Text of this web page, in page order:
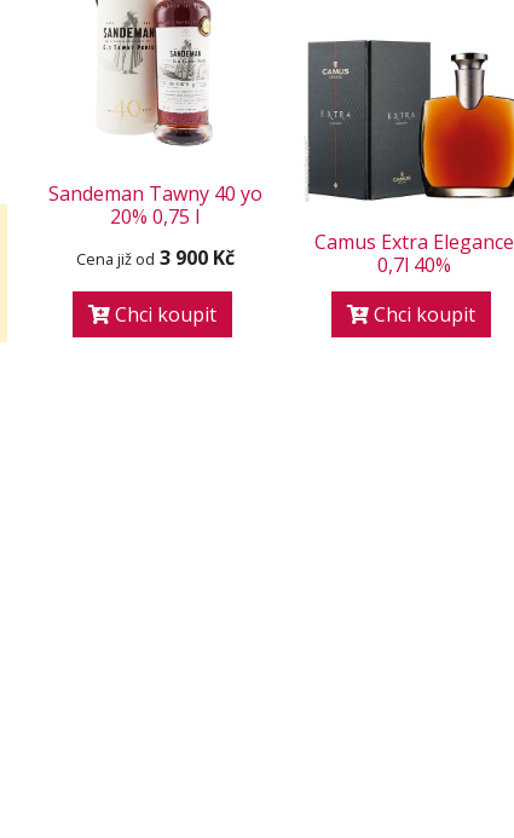
Sandeman Tawny 40 yo
20% 0,75 l
Cena již od 3 900 Kč
Chci koupit
Camus Extra Elegance
0,7l 40%
Chci koupit